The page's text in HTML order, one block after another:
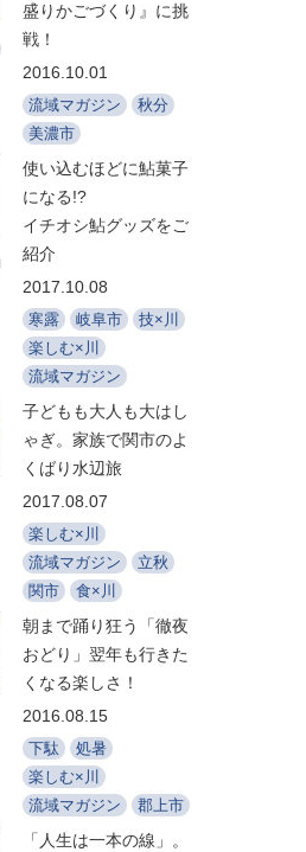
盛りかごづくり』に挑
戦！
2016.10.01
流域マガジン
秋分
美濃市
使い込むほどに鮎菓子
になる!?
イチオシ鮎グッズをご
紹介
2017.10.08
寒露 岐阜市
技×川
楽しむ×川
流域マガジン
子どもも大人も大はし
ゃぎ。家族で関市のよ
くばり水辺旅
2017.08.07
楽しむ×川
流域マガジン
立秋
関市
食×川
朝まで踊り狂う「徹夜
おどり」翌年も行きた
くなる楽しさ！
2016.08.15
下駄
処暑
楽しむ×川
流域マガジン
郡上市
「人生は一本の線」。